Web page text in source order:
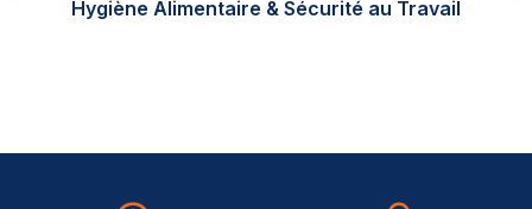
Hygiène Alimentaire & Sécurité au Travail